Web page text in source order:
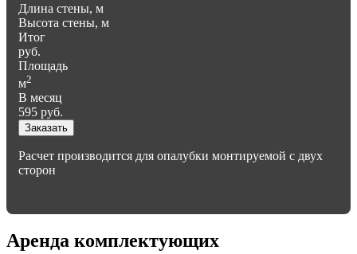
Длина стены, м
Высота стены, м
Итог
руб.
Площадь
м2
В месяц
595 руб.
Заказать
Расчет производится для опалубки монтируемой с двух
сторон
Аренда комплектующих